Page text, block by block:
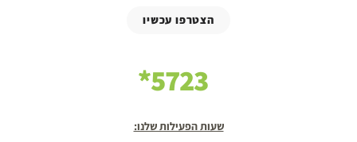
הצטרפו עכשיו
5723*
שעות הפעילות שלנו: